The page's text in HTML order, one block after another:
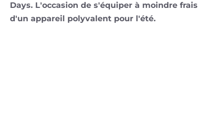
Days. L'occasion de s'équiper à moindre frais
d'un appareil polyvalent pour l'été.